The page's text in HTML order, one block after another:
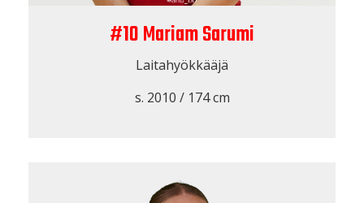
#10 Mariam Sarumi
Laitahyökkääjä
s. 2010 / 174 cm